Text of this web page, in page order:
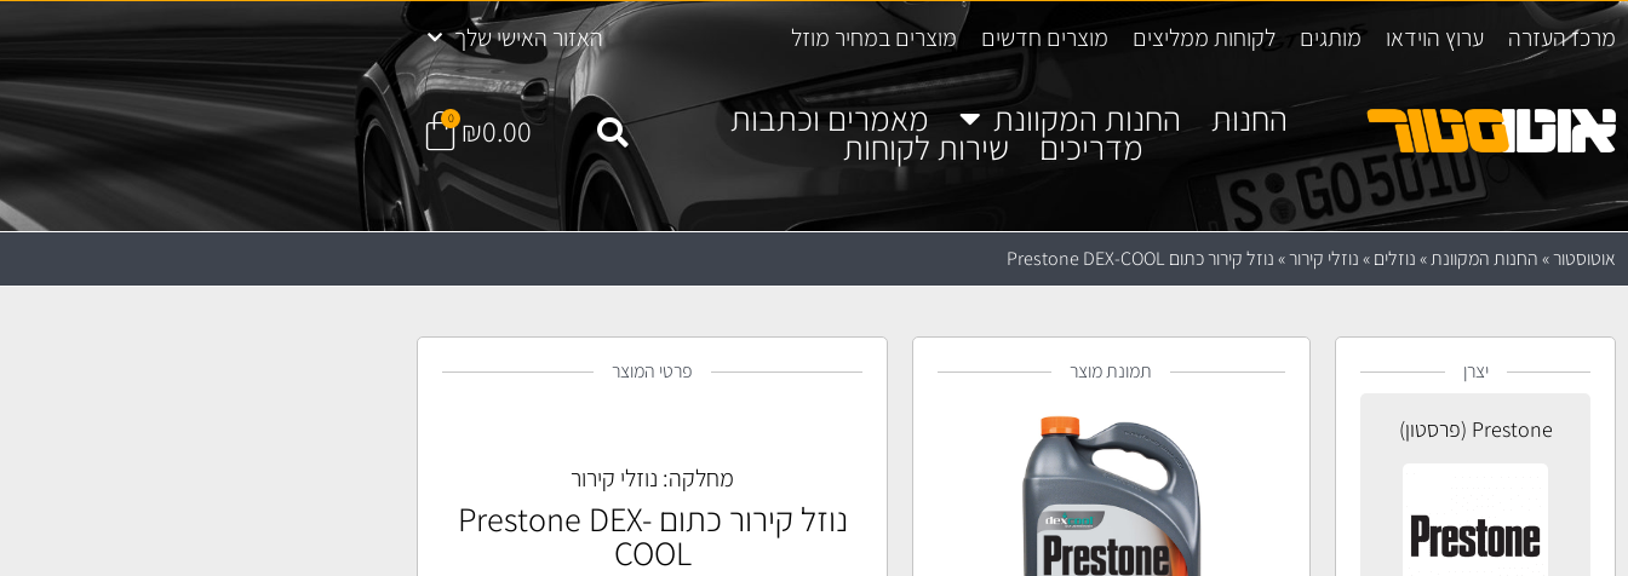
מרכז העזרה ערוץ הוידאו מותגים לקוחות ממליצים מוצרים חדשים מוצרים במחיר מוזל האזור האישי שלך
החנות החנות המקוונת מאמרים וכתבות
מדריכים שירות לקוחות ₪0.00
0
אוטוסטור»החנות המקוונת»נוזלים»נוזלי קירור»נוזל קירור כתום Prestone DEX-COOL
יצרן
Prestone (פרסטון)
תמונת מוצר פרטי המוצר
מחלקה: נוזלי קירור
נוזל קירור כתום Prestone DEX-
COOL